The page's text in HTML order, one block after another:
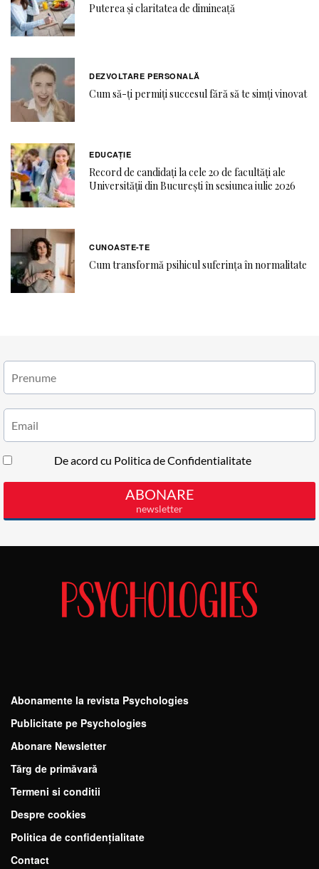
Puterea și claritatea de dimineață
DEZVOLTARE PERSONALĂ
Cum să-ți permiți succesul fără să te simți vinovat
EDUCAŢIE
Record de candidați la cele 20 de facultăți ale
Universității din București în sesiunea iulie 2026
CUNOASTE-TE
Cum transformă psihicul suferința în normalitate
Abonamente la revista Psychologies
Publicitate pe Psychologies
Abonare Newsletter
Tărg de primăvară
Termeni si conditii
Despre cookies
Politica de confidențialitate
Contact